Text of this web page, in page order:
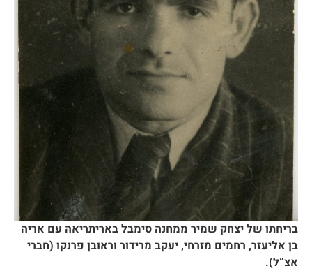
בריחתו של יצחק שמיר ממחנה סימבל באריתריאה עם אריה
בן אליעזר, רחמים מזרחי, יעקב מרידור וראובן פרנקו (חברי
אצ”ל).